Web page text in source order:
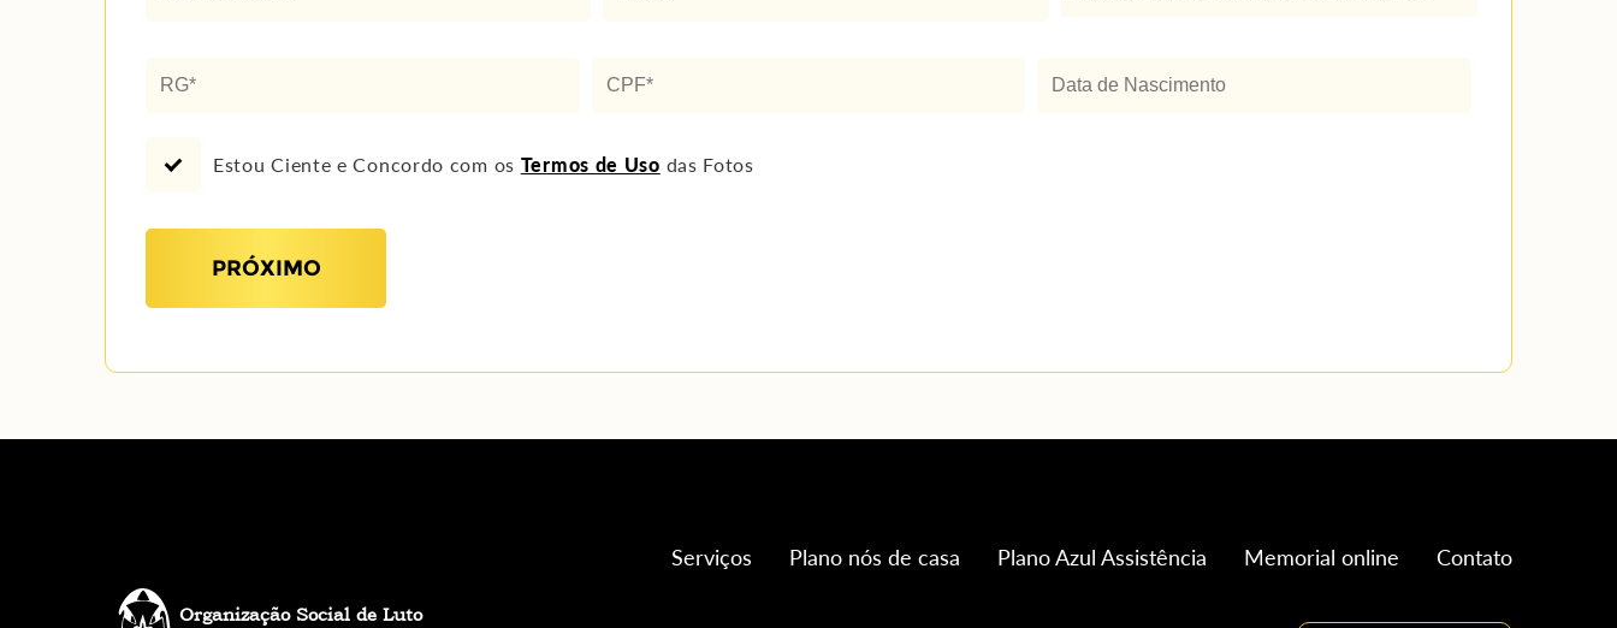
Estou Ciente e Concordo com os Termos de Uso das Fotos
PRÓXIMO
Organização Social de Luto
Serviços Plano nós de casa Plano Azul Assistência Memorial online Contato